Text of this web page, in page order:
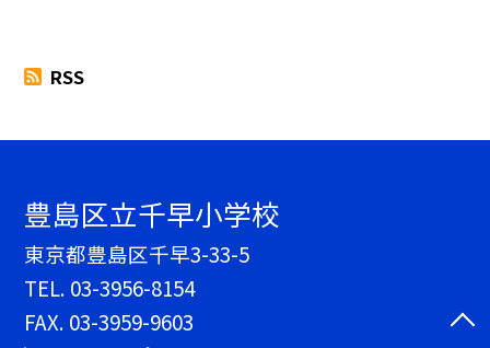
RSS
豊島区立千早小学校
東京都豊島区千早3-33-5
TEL. 03-3956-8154
FAX. 03-3959-9603